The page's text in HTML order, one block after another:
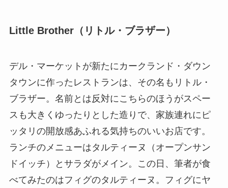
Little Brother（リトル・ブラザー）
デル・マーケットが新たにカークランド・ダウン
タウンに作ったレストランは、その名もリトル・
ブラザー。名前とは反対にこちらのほうがスペー
スも大きくゆったりとした造りで、家族連れにピ
ッタリの開放感あふれる気持ちのいいお店です。
ランチのメニューはタルティーヌ（オープンサン
ドイッチ）とサラダがメイン。この日、筆者が食
べてみたのはフィグのタルティーヌ。フィグにヤ